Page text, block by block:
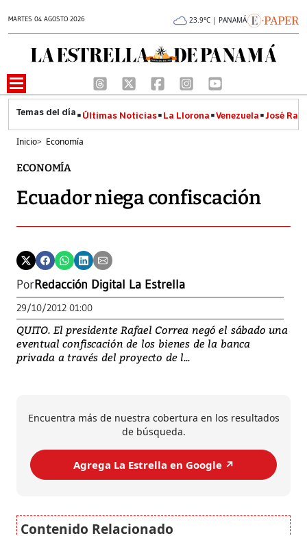
MARTES 04 AGOSTO 2026 23.9°C | PANAMÁ
Últimas Noticias La Llorona Venezuela José
Inicio> Economía
ECONOMÍA
Ecuador niega confiscación
PorRedacción Digital La Estrella
29/10/2012 01:00
QUITO. El presidente Rafael Correa negó el sábado una
eventual confiscación de los bienes de la banca
privada a través del proyecto de l...
Encuentra más de nuestra cobertura en los resultados
de búsqueda.
Agrega La Estrella en Google ↗️